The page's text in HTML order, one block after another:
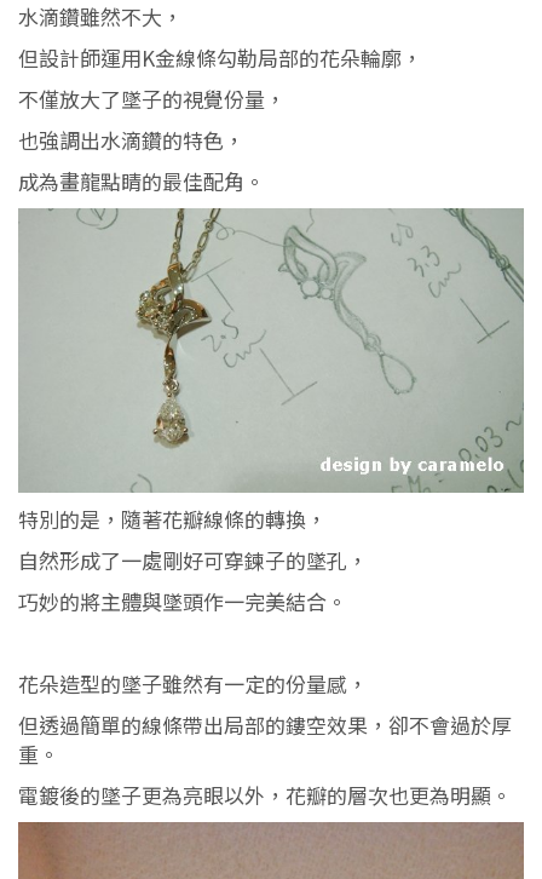
水滴鑽雖然不大，
但設計師運用K金線條勾勒局部的花朵輪廓，
不僅放大了墜子的視覺份量，
也強調出水滴鑽的特色，
成為畫龍點睛的最佳配角。
特別的是，隨著花瓣線條的轉換，
自然形成了一處剛好可穿鍊子的墜孔，
巧妙的將主體與墜頭作一完美結合。
花朵造型的墜子雖然有一定的份量感，
但透過簡單的線條帶出局部的鏤空效果，卻不會過於厚
重。
電鍍後的墜子更為亮眼以外，花瓣的層次也更為明顯。